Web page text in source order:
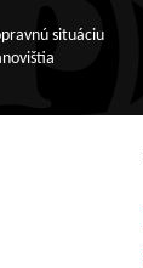
situáciu